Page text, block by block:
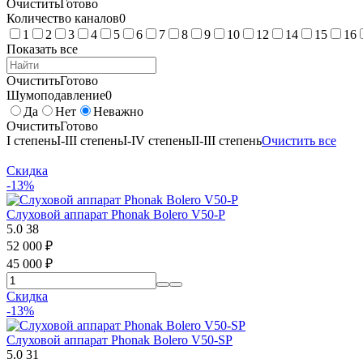
ОчиститьГотово
Количество каналов0
1
2 3 4 5 6 7 8 9 10 12 14 15 16
Показать все
ОчиститьГотово
Шумоподавление0
Да
Нет
Неважно
ОчиститьГотово
I степеньI-III степеньI-IV степеньII-III степеньОчистить все
Скидка
-13%
Слуховой аппарат Phonak Bolero V50-P
5.0 38
52 000 ₽
45 000 ₽
Скидка
-13%
Слуховой аппарат Phonak Bolero V50-SP
5.0 31